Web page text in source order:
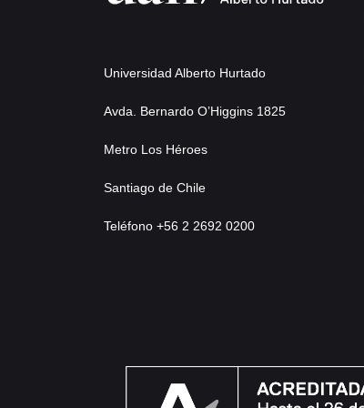
Universidad Alberto Hurtado
Avda. Bernardo O’Higgins 1825
Metro Los Héroes
Santiago de Chile
Teléfono +56 2 2692 0200